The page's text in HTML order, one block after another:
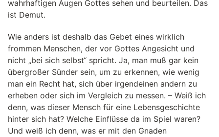
wahrhaftigen Augen Gottes sehen und beurteilen. Das
ist Demut.
Wie anders ist deshalb das Gebet eines wirklich
frommen Menschen, der vor Gottes Angesicht und
nicht „bei sich selbst“ spricht. Ja, man muß gar kein
übergroßer Sünder sein, um zu erkennen, wie wenig
man ein Recht hat, sich über irgendeinen andern zu
erheben oder sich im Vergleich zu messen. – Weiß ich
denn, was dieser Mensch für eine Lebensgeschichte
hinter sich hat? Welche Einflüsse da im Spiel waren?
Und weiß ich denn, was er mit den Gnaden